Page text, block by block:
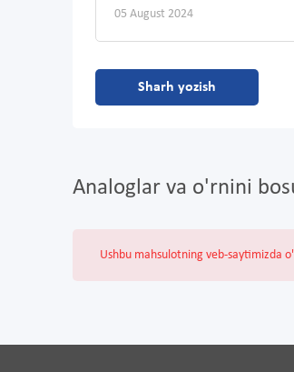
05 August 2024
Sharh yozish
Analoglar va o'rnini
Ushbu mahsulotning veb-saytimizda